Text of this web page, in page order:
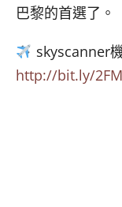
巴黎的首選了。
skyscanner
http://bit.ly/